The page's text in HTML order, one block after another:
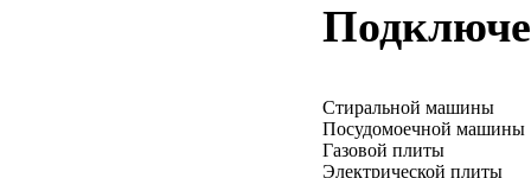
Стиральной машины
Посудомоечной машины
Газовой плиты
Электрической плиты